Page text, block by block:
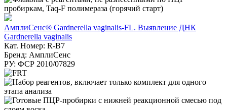
АмплиСенс® Gardnerella vaginalis-FL. Выявление ДНК
Gardnerella vaginalis
Кат. Номер: R-B7
Бренд: АмплиСенс
РУ: ФСР 2010/07829